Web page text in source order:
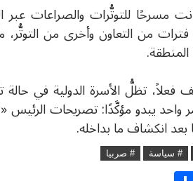
مسرحًا للتوتُّرات والصراعات عبر
من التعاون وأخرى من التوتُّر،
فعلاً، تظلُّ الأسرة الدولية في
واحد يبدو مؤكَّدًا: تصريحات
بعد انكشاف ما بداخله.
# سياسة # صربيا